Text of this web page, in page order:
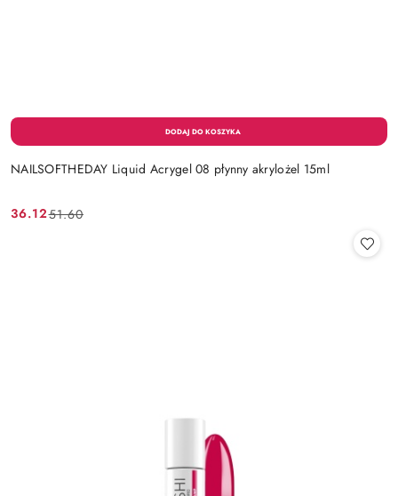
NAILSOFTHEDAY Liquid Acrygel 08 płynny akrylożel 15ml
Cena
36.12
Cena 51.60